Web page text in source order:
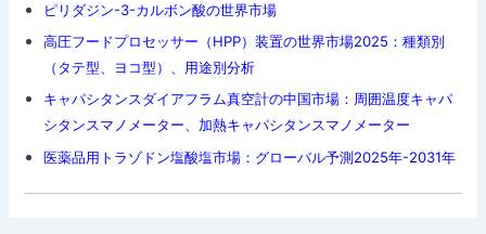
ピリダジン-3-カルボン酸の世界市場
高圧フードプロセッサー（HPP）装置の世界市場2025：種類別
（タテ型、ヨコ型）、用途別分析
キャパシタンスダイアフラム真空計の中国市場：周囲温度キャパ
シタンスマノメーター、加熱キャパシタンスマノメーター
医薬品用トラゾドン塩酸塩市場：グローバル予測2025年-2031年